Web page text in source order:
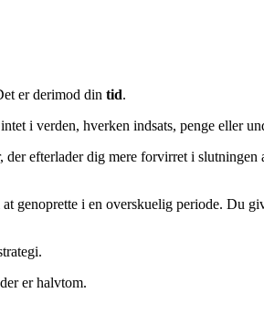
er derimod din tid.
i verden, hverken indsats, penge eller
efterlader dig mere forvirret i slutningen
genoprette i en overskuelig periode.
er halvtom.